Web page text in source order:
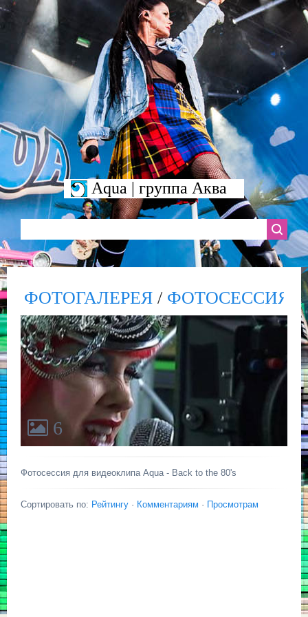
Aqua | группа Аква
ФОТОГАЛЕРЕЯ / ФОТОСЕССИЯ
6
Фотосессия для видеоклипа Aqua - Back to the 80's
Сортировать по: Рейтингу · Комментариям · Просмотрам